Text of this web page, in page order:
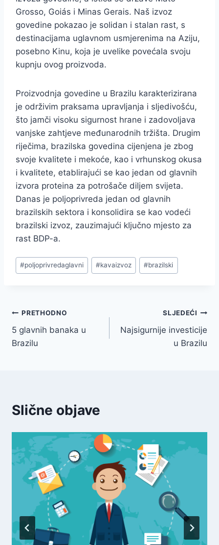
Grosso, Goiás i Minas Gerais. Naš izvoz
govedine pokazao je solidan i stalan rast, s
destinacijama uglavnom usmjerenima na Aziju,
posebno Kinu, koja je uvelike povećala svoju
kupnju ovog proizvoda.
Proizvodnja govedine u Brazilu karakterizirana
je održivim praksama upravljanja i sljedivošću,
što jamči visoku sigurnost hrane i zadovoljava
vanjske zahtjeve međunarodnih tržišta. Drugim
riječima, brazilska govedina cijenjena je zbog
svoje kvalitete i mekoće, kao i vrhunskog okusa
i kvalitete, etablirajući se kao jedan od glavnih
izvora proteina za potrošače diljem svijeta.
Danas je poljoprivreda jedan od glavnih
brazilskih sektora i konsolidira se kao vodeći
brazilski izvoz, zauzimajući ključno mjesto za
rast BDP-a.
#poljoprivredaglavni #kavaizvoz #brazilski
PRETHODNO
5 glavnih banaka u
Brazilu
SLJEDEĆI
Najsigurnije investicije
u Brazilu
Slične objave